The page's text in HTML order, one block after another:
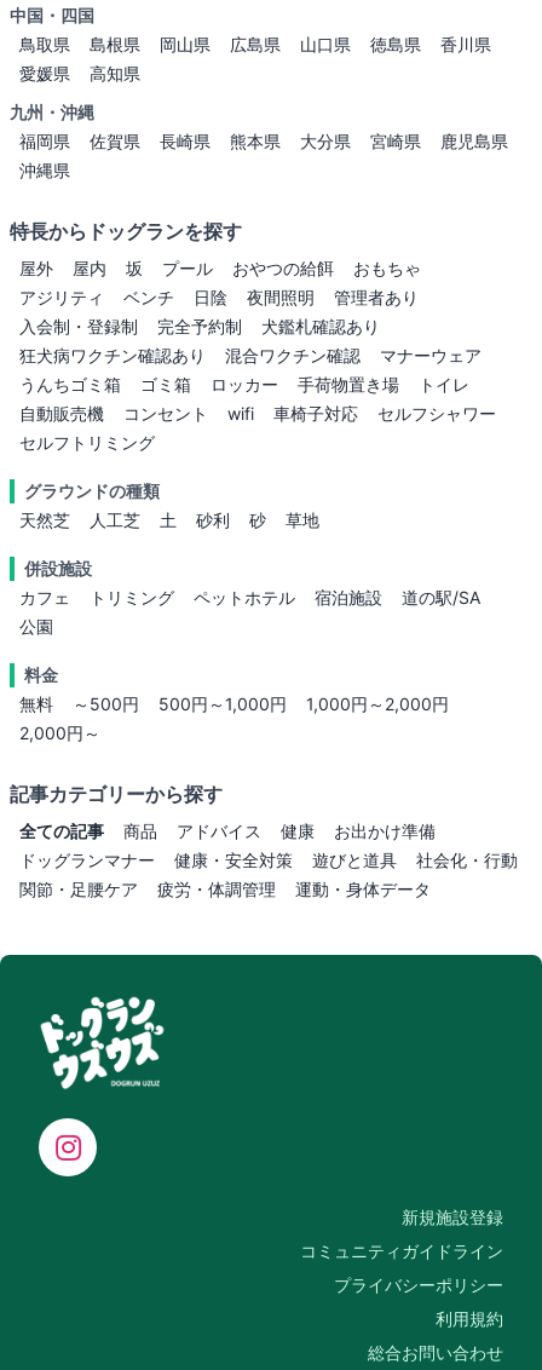
中国・四国
鳥取県
島根県 岡山県 広島県 山口県 徳島県
香川県
愛媛県
高知県
九州・沖縄
福岡県
佐賀県 長崎県 熊本県 大分県 宮崎県
鹿児島県
沖縄県
特長からドッグランを探す
屋外 屋内 坂 プール おやつの給餌
おもちゃ
アジリティ
ベンチ 日陰 夜間照明
管理者あり
入会制・登録制
完全予約制
犬鑑札確認あり
狂犬病ワクチン確認あり
混合ワクチン確認
マナーウェア
うんちゴミ箱
ゴミ箱 ロッカー 手荷物置き場
トイレ
自動販売機
コンセント wifi 車椅子対応
セルフシャワー
セルフトリミング
グラウンドの種類
天然芝
人工芝 土 砂利 砂 草地
併設施設
カフェ
トリミング ペットホテル 宿泊施設
道の駅/SA
公園
料金
無料
～500円 500円～1,000円
1,000円～2,000円
2,000円～
記事カテゴリーから探す
全ての記事 商品 アドバイス 健康
お出かけ準備
ドッグランマナー
健康・安全対策 遊びと道具
社会化・行動
関節・足腰ケア
疲労・体調管理 運動・身体データ
新規施設登録
コミュニティガイドライン
プライバシーポリシー
利用規約
総合お問い合わせ